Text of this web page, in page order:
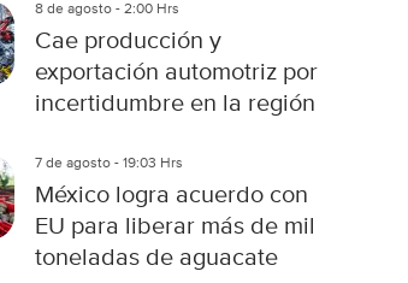
8 de agosto - 2:00 Hrs
Cae producción y
exportación automotriz por
incertidumbre en la región
7 de agosto - 19:03 Hrs
México logra acuerdo con
EU para liberar más de mil
toneladas de aguacate